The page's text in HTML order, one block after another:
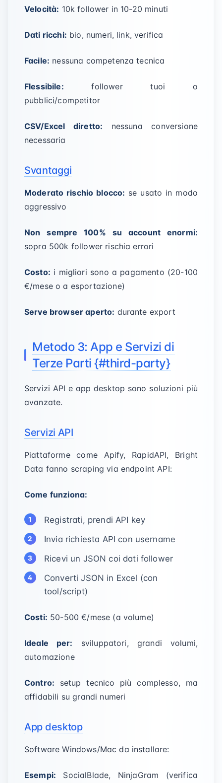
Velocità: 10k follower in 10-20 minuti
Dati ricchi: bio, numeri, link, verifica
Facile: nessuna competenza tecnica
Flessibile: follower tuoi o
pubblici/competitor
CSV/Excel diretto: nessuna conversione
necessaria
Svantaggi
Moderato rischio blocco: se usato in modo
aggressivo
Non sempre 100% su account enormi:
sopra 500k follower rischia errori
Costo: i migliori sono a pagamento (20-100
€/mese o a esportazione)
Serve browser aperto: durante export
Metodo 3: App e Servizi di
Terze Parti {#third-party}
Servizi API e app desktop sono soluzioni più
avanzate.
Servizi API
Piattaforme come Apify, RapidAPI, Bright
Data fanno scraping via endpoint API:
Come funziona:
Registrati, prendi API key
Invia richiesta API con username
Ricevi un JSON coi dati follower
Converti JSON in Excel (con
tool/script)
Costi: 50-500 €/mese (a volume)
Ideale per: sviluppatori, grandi volumi,
automazione
Contro: setup tecnico più complesso, ma
affidabili su grandi numeri
App desktop
Software Windows/Mac da installare:
Esempi: SocialBlade, NinjaGram (verifica